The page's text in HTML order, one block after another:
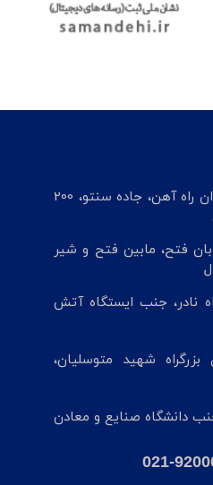
شعبه مرکزی: تبریز، میدان راه آهن، جاده سنتو، 200
فتح، مابین فتح و شیر
نادر، جنب ایستگاه آتش
بزرگراه شهید متوسلیان،
دانشگاه صنایع و معادن
021-